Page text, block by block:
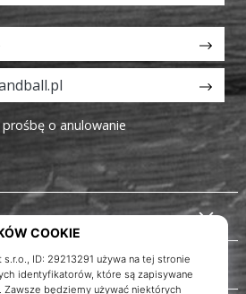
prośbę o anulowanie